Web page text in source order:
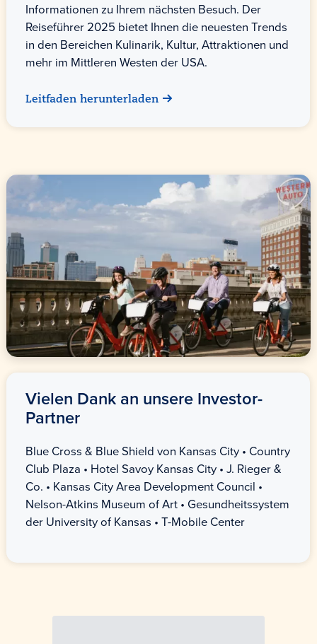
Informationen zu Ihrem nächsten Besuch. Der
Reiseführer 2025 bietet Ihnen die neuesten Trends
in den Bereichen Kulinarik, Kultur, Attraktionen und
mehr im Mittleren Westen der USA.
Leitfaden herunterladen
Vielen Dank an unsere Investor-
Partner
Blue Cross & Blue Shield von Kansas City • Country
Club Plaza • Hotel Savoy Kansas City • J. Rieger &
Co. • Kansas City Area Development Council •
Nelson-Atkins Museum of Art • Gesundheitssystem
der University of Kansas • T-Mobile Center